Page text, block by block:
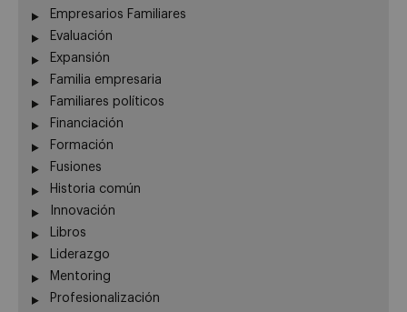
Empresarios Familiares
Evaluación
Expansión
Familia empresaria
Familiares políticos
Financiación
Formación
Fusiones
Historia común
Innovación
Libros
Liderazgo
Mentoring
Profesionalización